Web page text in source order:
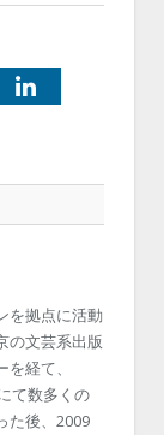
LinkedIn
を拠点に活動
の文芸系出版
経て、
て数多くの
た後、2009